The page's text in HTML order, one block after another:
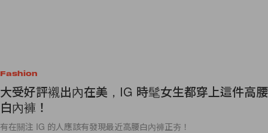
Fashion
大受好評襯出內在美，IG 時髦女生都穿上這件高腰
白內褲！
有在關注 IG 的人應該有發現最近高腰白內褲正夯！